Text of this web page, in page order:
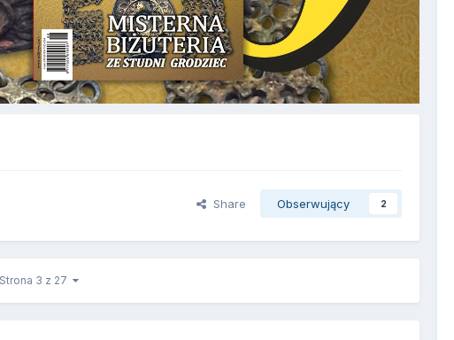
Share Obserwujący 2
Strona 3 z 27